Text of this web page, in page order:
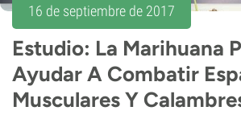
16 de septiembre de 2017
Estudio: La Marihuana
Ayudar A Combatir
Musculares Y